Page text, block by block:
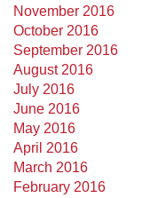
November 2016
October 2016
September 2016
August 2016
July 2016
June 2016
May 2016
April 2016
March 2016
February 2016